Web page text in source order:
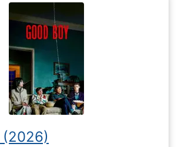
(2026)